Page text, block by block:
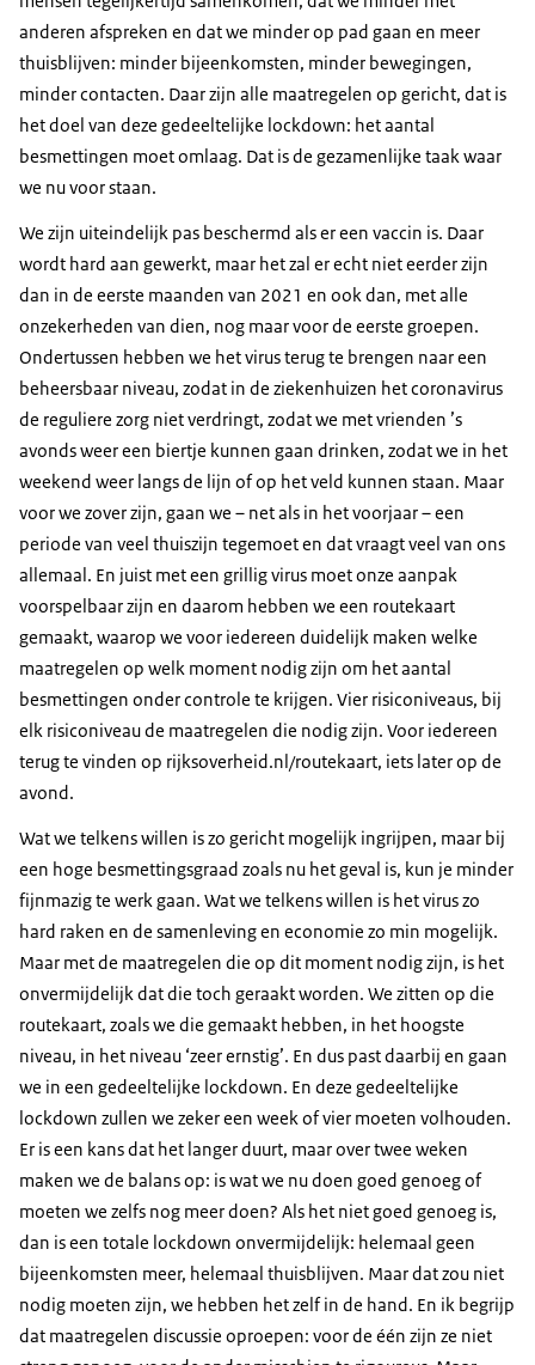
anderen afspreken en dat we minder op pad gaan en meer
thuisblijven: minder bijeenkomsten, minder bewegingen,
minder contacten. Daar zijn alle maatregelen op gericht, dat is
het doel van deze gedeeltelijke lockdown: het aantal
besmettingen moet omlaag. Dat is de gezamenlijke taak waar
we nu voor staan.
We zijn uiteindelijk pas beschermd als er een vaccin is. Daar
wordt hard aan gewerkt, maar het zal er echt niet eerder zijn
dan in de eerste maanden van 2021 en ook dan, met alle
onzekerheden van dien, nog maar voor de eerste groepen.
Ondertussen hebben we het virus terug te brengen naar een
beheersbaar niveau, zodat in de ziekenhuizen het coronavirus
de reguliere zorg niet verdringt, zodat we met vrienden ’s
avonds weer een biertje kunnen gaan drinken, zodat we in het
weekend weer langs de lijn of op het veld kunnen staan. Maar
voor we zover zijn, gaan we – net als in het voorjaar – een
periode van veel thuiszijn tegemoet en dat vraagt veel van ons
allemaal. En juist met een grillig virus moet onze aanpak
voorspelbaar zijn en daarom hebben we een routekaart
gemaakt, waarop we voor iedereen duidelijk maken welke
maatregelen op welk moment nodig zijn om het aantal
besmettingen onder controle te krijgen. Vier risiconiveaus, bij
elk risiconiveau de maatregelen die nodig zijn. Voor iedereen
terug te vinden op rijksoverheid.nl/routekaart, iets later op de
avond.
Wat we telkens willen is zo gericht mogelijk ingrijpen, maar bij
een hoge besmettingsgraad zoals nu het geval is, kun je minder
fijnmazig te werk gaan. Wat we telkens willen is het virus zo
hard raken en de samenleving en economie zo min mogelijk.
Maar met de maatregelen die op dit moment nodig zijn, is het
onvermijdelijk dat die toch geraakt worden. We zitten op die
routekaart, zoals we die gemaakt hebben, in het hoogste
niveau, in het niveau ‘zeer ernstig’. En dus past daarbij en gaan
we in een gedeeltelijke lockdown. En deze gedeeltelijke
lockdown zullen we zeker een week of vier moeten volhouden.
Er is een kans dat het langer duurt, maar over twee weken
maken we de balans op: is wat we nu doen goed genoeg of
moeten we zelfs nog meer doen? Als het niet goed genoeg is,
dan is een totale lockdown onvermijdelijk: helemaal geen
bijeenkomsten meer, helemaal thuisblijven. Maar dat zou niet
nodig moeten zijn, we hebben het zelf in de hand. En ik begrijp
dat maatregelen discussie oproepen: voor de één zijn ze niet